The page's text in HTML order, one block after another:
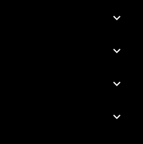
keyboard_arrow_down
keyboard_arrow_down
keyboard_arrow_down
keyboard_arrow_down